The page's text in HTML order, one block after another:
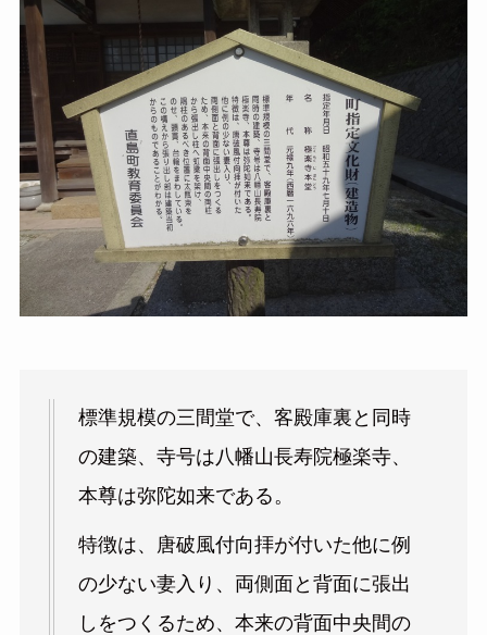
標準規模の三間堂で、客殿庫裏と同時
の建築、寺号は八幡山長寿院極楽寺、
本尊は弥陀如来である。
特徴は、唐破風付向拝が付いた他に例
の少ない妻入り、両側面と背面に張出
しをつくるため、本来の背面中央間の